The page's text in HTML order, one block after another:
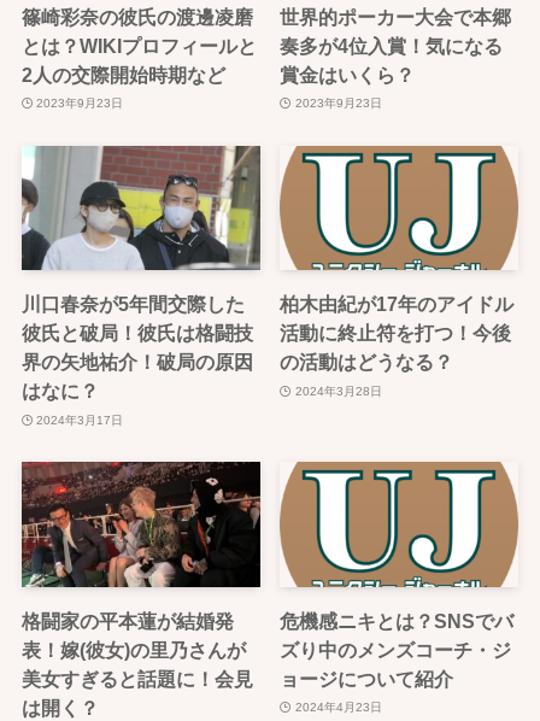
篠崎彩奈の彼氏の渡邊凌磨
とは？WIKIプロフィールと
2人の交際開始時期など
2023年9月23日
世界的ポーカー大会で本郷
奏多が4位入賞！気になる
賞金はいくら？
2023年9月23日
川口春奈が5年間交際した
彼氏と破局！彼氏は格闘技
界の矢地祐介！破局の原因
はなに？
2024年3月17日
柏木由紀が17年のアイドル
活動に終止符を打つ！今後
の活動はどうなる？
2024年3月28日
格闘家の平本蓮が結婚発
表！嫁(彼女)の里乃さんが
美女すぎると話題に！会見
は開く？
危機感ニキとは？SNSでバ
ズり中のメンズコーチ・ジ
ョージについて紹介
2024年4月23日